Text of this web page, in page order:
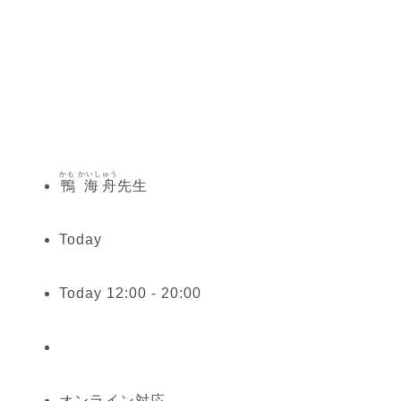
鴨 海舟
かも かいしゅう
先生
Today
Today 12:00 - 20:00